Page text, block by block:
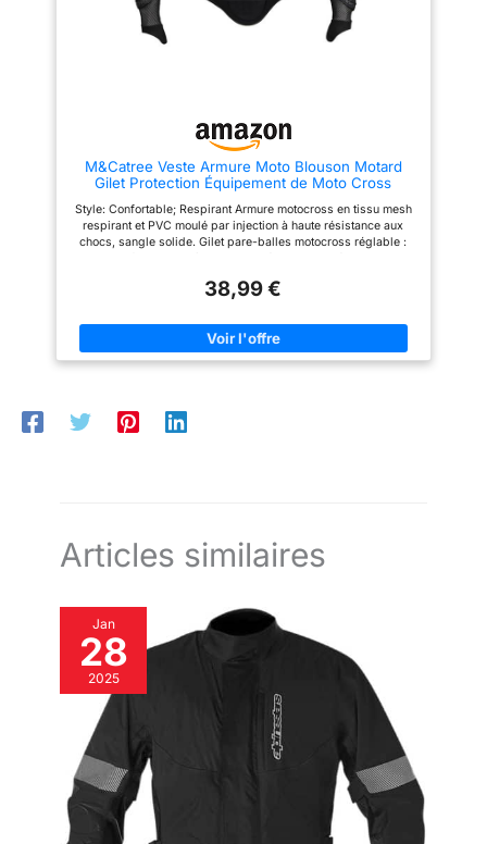
s'engouffrer dans le dos
pendant la conduite.
Rangements | 2 poches
AA (EN 17092-3:2020) avec
renforts de niveau 1 au dos, aux
épaules et aux coudes pour une
protection fiable contre les
sont disponibles en option dans
la gamme Texpeed.
s'engouffrer dans le dos
pendant la conduite.
Rangements | 2 poches
épaules et aux coudes pour une
protection fiable contre les
sont disponibles en option dans
la gamme Texpeed.
M&Catree Veste Armure Moto Blouson Motard
Gilet Protection Équipement de Moto Cross
Style: Confortable; Respirant Armure motocross en tissu mesh
respirant et PVC moulé par injection à haute résistance aux
chocs, sangle solide. Gilet pare-balles motocross réglable :
pour un ajustement parfait et une tenue confortable. Cette veste
motocross, la moto, le vélo de montagne, le patinage, le
snowboard et d'autres activités sportives. Le paquet inclut: 1 x
Veste de protection pour moto
38,99 €
Articles similaires
Jan
28
2025